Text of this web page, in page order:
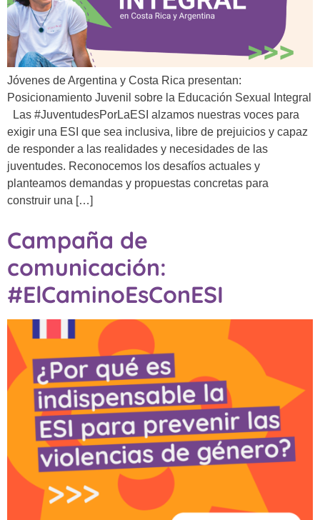
Jóvenes de Argentina y Costa Rica presentan:
Posicionamiento Juvenil sobre la Educación Sexual Integral
Las #JuventudesPorLaESI alzamos nuestras voces para
exigir una ESI que sea inclusiva, libre de prejuicios y capaz
de responder a las realidades y necesidades de las
juventudes. Reconocemos los desafíos actuales y
planteamos demandas y propuestas concretas para
construir una […]
Campaña de
comunicación:
#ElCaminoEsConESI